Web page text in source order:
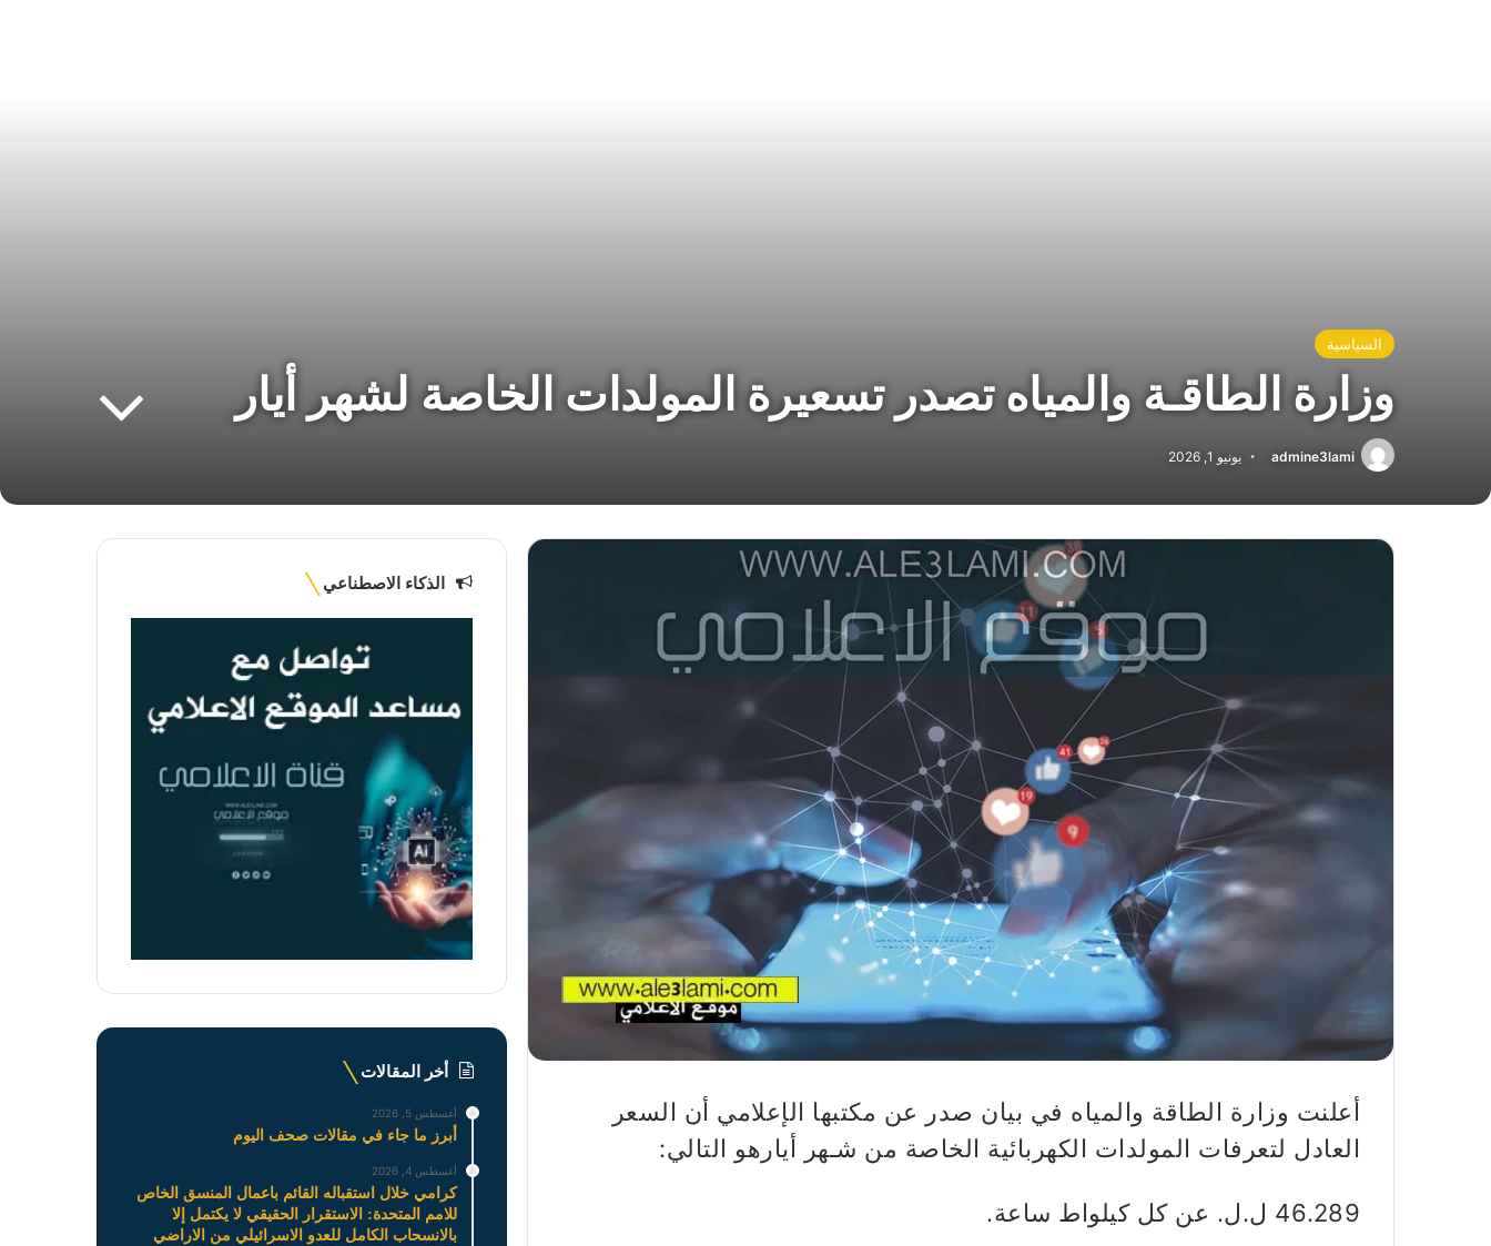
السياسية
وزارة الطاقـة والمياه تصدر تسعيرة المولدات الخاصة لشهر أيار
admine3lami يونيو 1, 2026
أعلنت وزارة الطاقة والمياه في بيان صدر عن مكتبها الإعلامي أن السعر
العادل لتعرفات المولدات الكهربائية الخاصة من شـهر أيارهو التالي:
46.289 ل.ل. عن كل كيلواط ساعة.
الذكاء الاصطناعي
أخر المقالات
أغسطس 5, 2026
أبرز ما جاء في مقالات صحف اليوم
أغسطس 4, 2026
كرامي خلال استقباله القائم باعمال المنسق الخاص
للامم المتحدة: الاستقرار الحقيقي لا يكتمل إلا
بالانسحاب الكامل للعدو الاسرائيلي من الاراضي